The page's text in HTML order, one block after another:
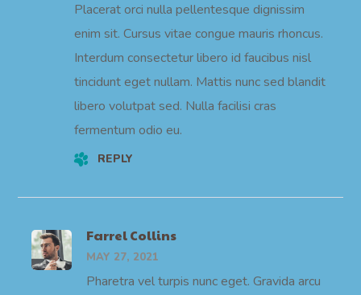
Placerat orci nulla pellentesque dignissim
enim sit. Cursus vitae congue mauris rhoncus.
Interdum consectetur libero id faucibus nisl
tincidunt eget nullam. Mattis nunc sed blandit
libero volutpat sed. Nulla facilisi cras
fermentum odio eu.
REPLY
Farrel Collins
MAY 27, 2021
Pharetra vel turpis nunc eget. Gravida arcu